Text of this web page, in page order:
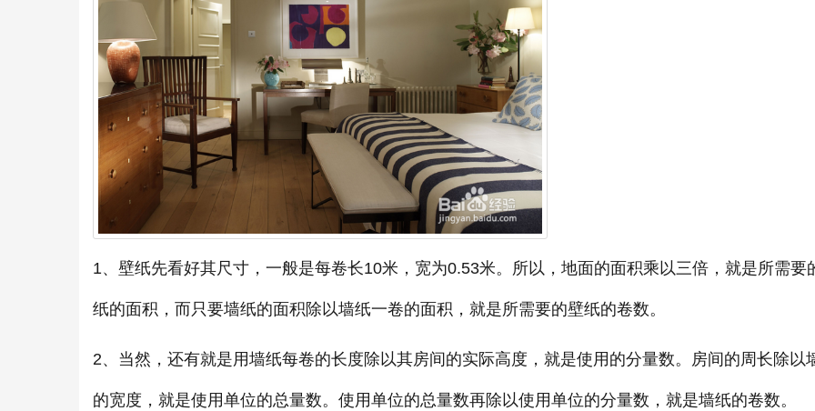
1、壁纸先看好其尺寸，一般是每卷长10米，宽为0.53米。所以，地面的面积乘以三倍，就是所需要
纸的面积，而只要墙纸的面积除以墙纸一卷的面积，就是所需要的壁纸的卷数。
2、当然，还有就是用墙纸每卷的长度除以其房间的实际高度，就是使用的分量数。房间的周长除以
的宽度，就是使用单位的总量数。使用单位的总量数再除以使用单位的分量数，就是墙纸的卷数。